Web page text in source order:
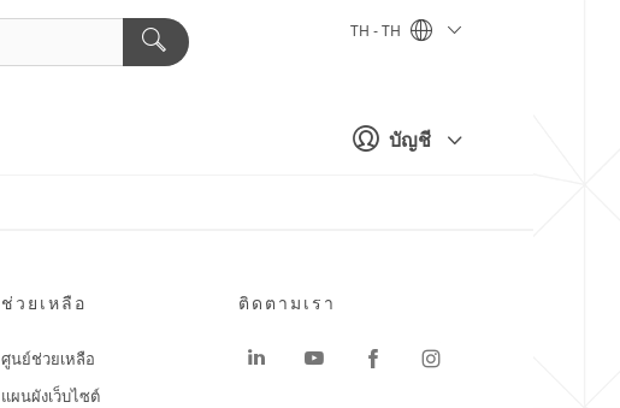
บัญชี
TH - TH
ช่วยเหลือ
ศูนย์ช่วยเหลือ
แผนผังเว็บไซต์
ติดตามเรา